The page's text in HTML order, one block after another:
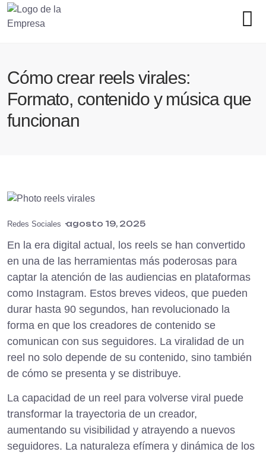
Cómo crear reels virales:
Formato, contenido y música que
funcionan
Redes Sociales agosto 19, 2025
En la era digital actual, los reels se han convertido
en una de las herramientas más poderosas para
captar la atención de las audiencias en plataformas
como Instagram. Estos breves videos, que pueden
durar hasta 90 segundos, han revolucionado la
forma en que los creadores de contenido se
comunican con sus seguidores. La viralidad de un
reel no solo depende de su contenido, sino también
de cómo se presenta y se distribuye.
La capacidad de un reel para volverse viral puede
transformar la trayectoria de un creador,
aumentando su visibilidad y atrayendo a nuevos
seguidores. La naturaleza efímera y dinámica de los